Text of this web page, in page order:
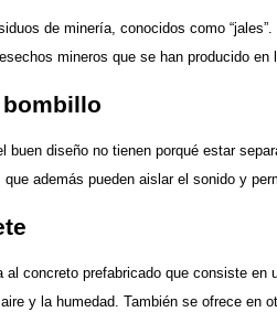
de minería, conocidos como
mineros que se han producido en
buen diseño no tienen porqué estar
además pueden aislar el sonido y
al concreto prefabricado que consiste
y la humedad. También se ofrece en